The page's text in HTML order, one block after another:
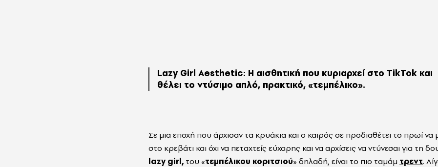
Lazy Girl Aesthetic: Η αισθητική που κυριαρχεί στο TikTok και
θέλει το ντύσιμο απλό, πρακτικό, «τεμπέλικο».
Σε μια εποχή που άρχισαν τα κρυάκια και ο καιρός σε προδιαθέτει το πρωί να
στο κρεβάτι και όχι να πεταχτείς εύχαρης και να αρχίσεις να ντύνεσαι για τη
lazy girl, του «τεμπέλικου κοριτσιού» δηλαδή, είναι το πιο ταμάμ τρεντ.